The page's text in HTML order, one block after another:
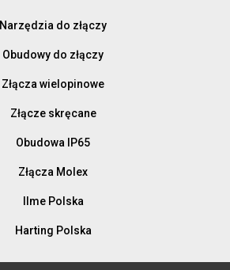
Narzędzia do złączy
Obudowy do złączy
Złącza wielopinowe
Złącze skręcane
Obudowa IP65
Złącza Molex
Ilme Polska
Harting Polska